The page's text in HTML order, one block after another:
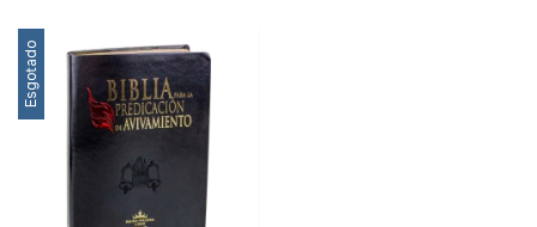
Esgotado